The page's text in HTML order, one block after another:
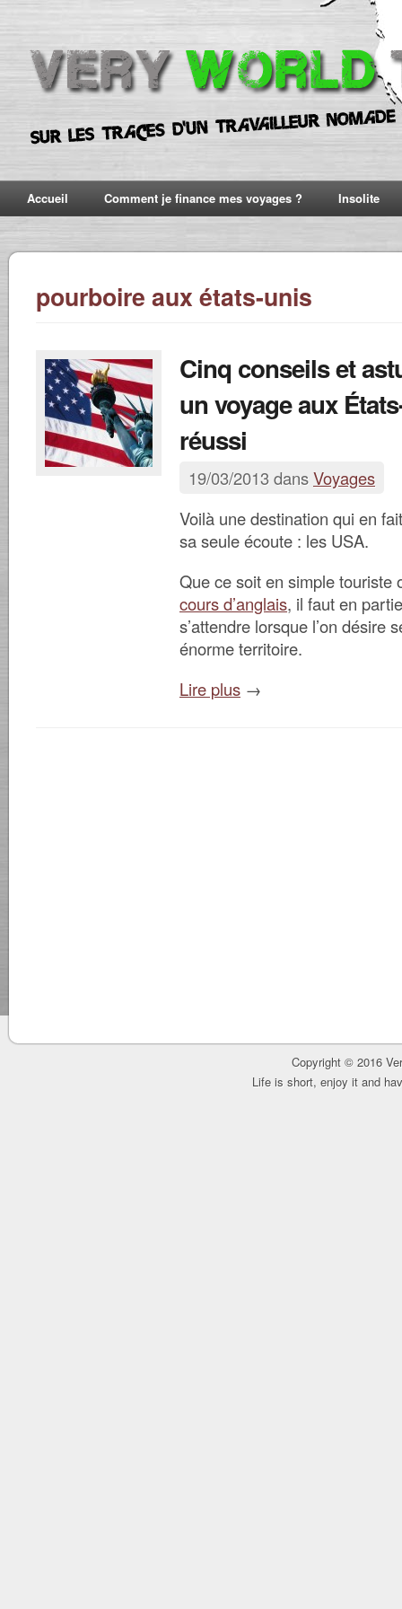
Accueil Comment je finance mes voyages ? Insolite
pourboire aux états-unis
Cinq conseils et
un voyage aux
réussi
19/03/2013 dansVoyages
Voilà une destination qui en
sa seule écoute : les USA.
Que ce soit en simple touriste
cours d’anglais, il faut en
s’attendre lorsque l’on désire
énorme territoire.
Lire plus →
Copyright © 2016
Life is short, enjoy it and